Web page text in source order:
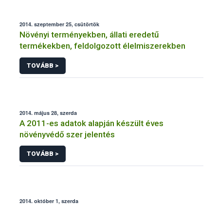
2014. szeptember 25, csütörtök
Növényi terményekben, állati eredetű
termékekben, feldolgozott élelmiszerekben
TOVÁBB >
2014. május 28, szerda
A 2011-es adatok alapján készült éves
növényvédő szer jelentés
TOVÁBB >
2014. október 1, szerda